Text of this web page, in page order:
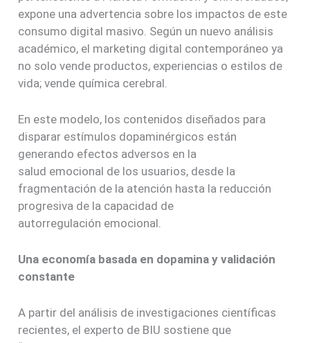
expone una advertencia sobre los impactos de este
consumo digital masivo. Según un nuevo análisis
académico, el marketing digital contemporáneo ya
no solo vende productos, experiencias o estilos de
vida; vende química cerebral.
En este modelo, los contenidos diseñados para
disparar estímulos dopaminérgicos están
generando efectos adversos en la
salud emocional de los usuarios, desde la
fragmentación de la atención hasta la reducción
progresiva de la capacidad de
autorregulación emocional.
Una economía basada en dopamina y validación
constante
A partir del análisis de investigaciones científicas
recientes, el experto de BIU sostiene que